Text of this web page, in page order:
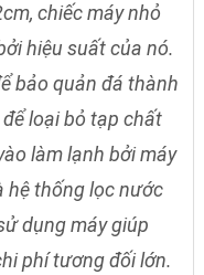
chiếc máy nhỏ
hiệu suất của nó.
bảo quản đá thành
loại bỏ tạp chất
làm lạnh bởi máy
hệ thống lọc nước
dụng máy giúp
phí tương đối lớn.